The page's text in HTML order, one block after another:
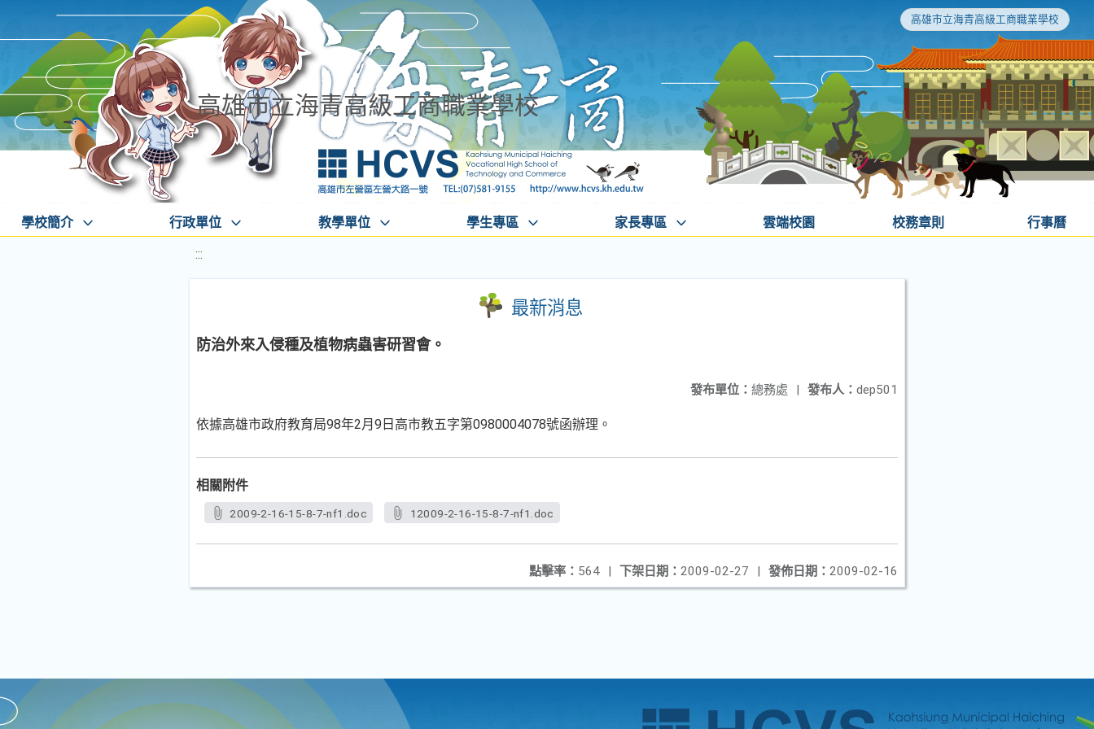
高雄市立海青高級工商職業學校
高雄市立海青高級工商職業學校
學校簡介 行政單位 教學單位 學生專區 家長專區 雲端校園 校務章則 行事曆
:::
最新消息
防治外來入侵種及植物病蟲害研習會。
發布人： dep501
發布單位： 總務處 |
依據高雄市政府教育局98年2月9日高市教五字第0980004078號函辦理。
相關附件
2009-2-16-15-8-7-nf1.doc 12009-2-16-15-8-7-nf1.doc
發佈日期： 2009-02-16
下架日期： 2009-02-27 |
點擊率： 564 |